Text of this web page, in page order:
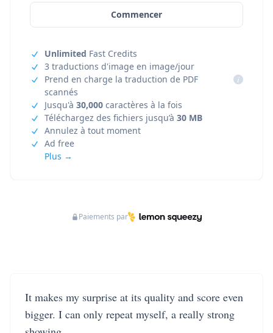
Commencer
Unlimited Fast Credits
3 traductions d'image en image/jour
Prend en charge la traduction de PDF
scannés
i
Jusqu'à 30,000 caractères à la fois
Téléchargez des fichiers jusqu’à 30 MB
Annulez à tout moment
Ad free
Plus →
Paiements par
It makes my surprise at its quality and score even
bigger. I can only repeat myself, a really strong